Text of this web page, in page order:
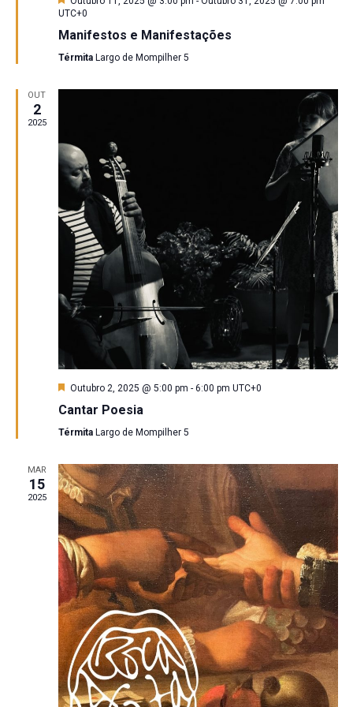
UTC+0
Manifestos e Manifestações
Térmita Largo de Mompilher 5
OUT
2
2025
Destaque
Outubro 2, 2025 @ 5:00 pm - 6:00 pm UTC+0
Cantar Poesia
Térmita Largo de Mompilher 5
MAR
15
2025